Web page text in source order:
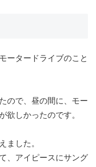
ータードライブのこと
ので、昼の間に、モー
欲しかったのです。
ました。
、アイピースにサング